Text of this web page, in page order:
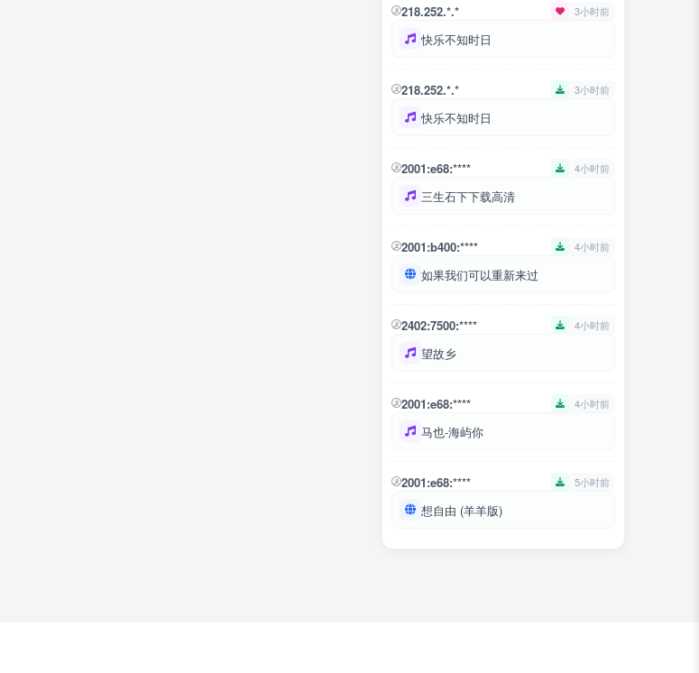
218.252.*.* 3小时前
快乐不知时日
218.252.*.* 3小时前
快乐不知时日
2001:e68:**** 4小时前
三生石下下载高清
2001:b400:**** 4小时前
如果我们可以重新来过
2402:7500:**** 4小时前
望故乡
2001:e68:**** 4小时前
马也-海屿你
2001:e68:**** 5小时前
想自由 (羊羊版)